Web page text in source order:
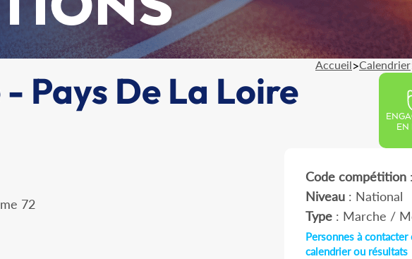
Accueil>Calendrier
Pays De La Loire
EN
72
Code compétition
Niveau: National
Type: Marche /
Personnes à
calendrier ou résultats